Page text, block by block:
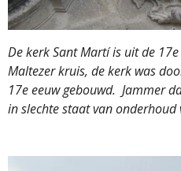
De kerk Sant Martí is uit de
Maltezer kruis, de kerk was
17e eeuw gebouwd. Jammer
in slechte staat van onderhoud